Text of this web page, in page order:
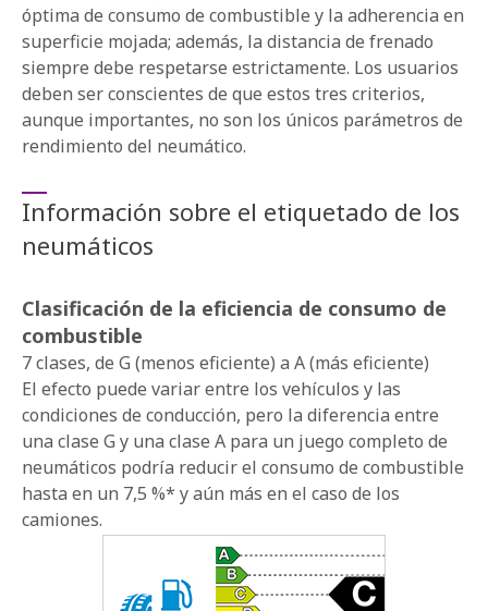
óptima de consumo de combustible y la adherencia en
superficie mojada; además, la distancia de frenado
siempre debe respetarse estrictamente. Los usuarios
deben ser conscientes de que estos tres criterios,
aunque importantes, no son los únicos parámetros de
rendimiento del neumático.
Información sobre el etiquetado de los
neumáticos
Clasificación de la eficiencia de consumo de
combustible
7 clases, de G (menos eficiente) a A (más eficiente)
El efecto puede variar entre los vehículos y las
condiciones de conducción, pero la diferencia entre
una clase G y una clase A para un juego completo de
neumáticos podría reducir el consumo de combustible
hasta en un 7,5 %* y aún más en el caso de los
camiones.